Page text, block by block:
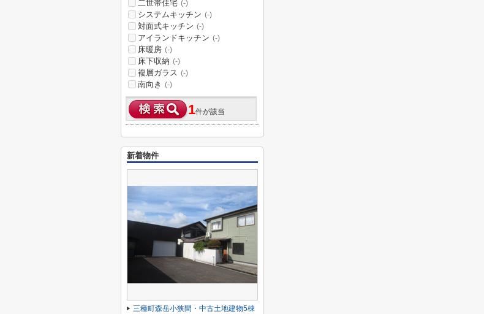
二世帯住宅 (-)
システムキッチン (-)
対面式キッチン (-)
アイランドキッチン (-)
床暖房 (-)
床下収納 (-)
複層ガラス (-)
南向き (-)
1件が該当
新着物件
三種町森岳小狭間・中古土地建物5棟